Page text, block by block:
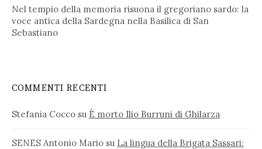
Nel tempio della memoria risuona il gregoriano sardo: la
voce antica della Sardegna nella Basilica di San
Sebastiano
COMMENTI RECENTI
Stefania Cocco su È morto Ilio Burruni di Ghilarza
SENES Antonio Mario su La lingua della Brigata Sassari: